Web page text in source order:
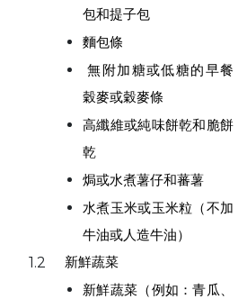
包和提子包
麵包條
無附加糖或低糖的早餐
穀麥或穀麥條
高纖維或純味餅乾和脆餅
乾
焗或水煮薯仔和蕃薯
水煮玉米或玉米粒（不加
牛油或人造牛油）
1.2
新鮮蔬菜
新鮮蔬菜（例如：青瓜、